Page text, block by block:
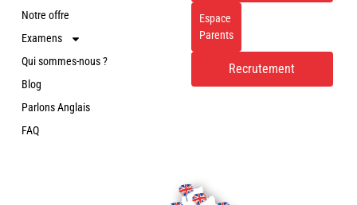
Notre offre
Examens
Qui sommes-nous ?
Blog
Parlons Anglais
FAQ
Espace
Parents
Recrutement